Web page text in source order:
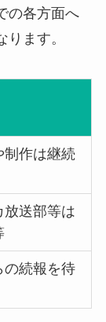
の各方面へ
ます。
制作は継続
放送部等は
の続報を待